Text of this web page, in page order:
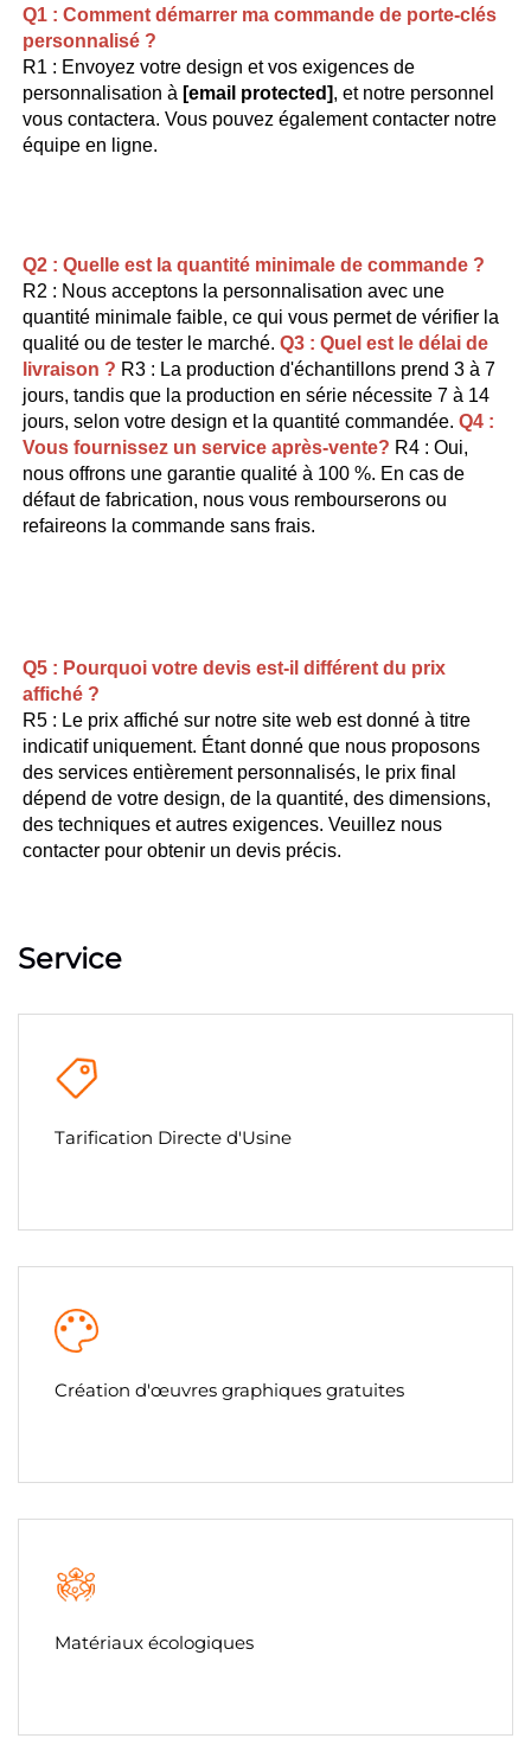
Q1 : Comment démarrer ma commande de porte-clés
personnalisé ?
R1 : Envoyez votre design et vos exigences de
personnalisation à [email protected], et notre personnel
vous contactera. Vous pouvez également contacter notre
équipe en ligne.
R2 : Nous acceptons la personnalisation avec une
quantité minimale faible, ce qui vous permet de vérifier la
qualité ou de tester le marché. Q3 : Quel est le délai de
livraison ? R3 : La production d'échantillons prend 3 à 7
jours, tandis que la production en série nécessite 7 à 14
jours, selon votre design et la quantité commandée.
Vous fournissez un service après-vente? R4 : Oui,
nous offrons une garantie qualité à 100 %. En cas de
défaut de fabrication, nous vous rembourserons ou
refaireons la commande sans frais.
Q5 : Pourquoi votre devis est-il différent du prix
affiché ?
R5 : Le prix affiché sur notre site web est donné à titre
indicatif uniquement. Étant donné que nous proposons
des services entièrement personnalisés, le prix final
dépend de votre design, de la quantité, des dimensions,
des techniques et autres exigences. Veuillez nous
contacter pour obtenir un devis précis.
Service
Tarification Directe d'Usine
Création d'œuvres graphiques gratuites
Matériaux écologiques